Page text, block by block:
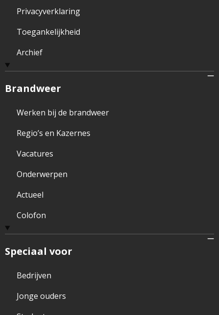
Privacyverklaring
Toegankelijkheid
Archief
Brandweer
Werken bij de brandweer
Regio’s en Kazernes
Vacatures
Onderwerpen
Actueel
Colofon
Speciaal voor
Bedrijven
Jonge ouders